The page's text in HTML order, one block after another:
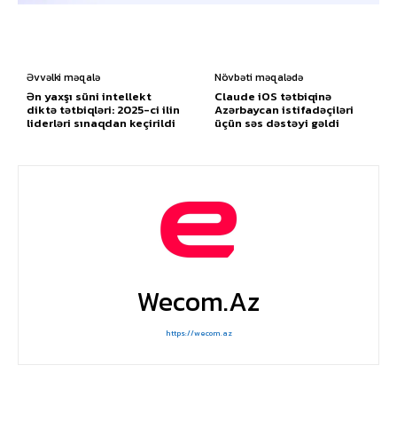
Əvvəlki məqalə
Ən yaxşı süni intellekt
diktə tətbiqləri: 2025-ci ilin
liderləri sınaqdan keçirildi
Növbəti məqalədə
Claude iOS tətbiqinə
Azərbaycan istifadəçiləri
üçün səs dəstəyi gəldi
Wecom.az
https://wecom.az